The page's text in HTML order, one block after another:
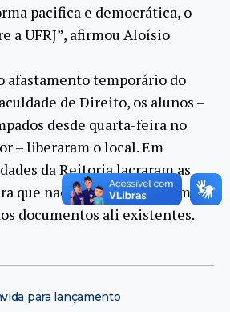
pacifica e democrática, o
a UFRJ”, afirmou Aloísio
afastamento temporário do
de Direito, os alunos –
desde quarta-feira no
– liberaram o local. Em
da Reitoria lacraram as
que não houvesse nenhum
documentos ali existentes.
para lançamento